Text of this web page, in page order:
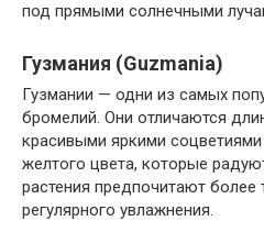
под прямыми солнечными
Гузмания (Guzmania)
Гузмании — одни из самых
бромелий. Они отличаются
красивыми яркими
желтого цвета, которые
растения предпочитают более
регулярного увлажнения.